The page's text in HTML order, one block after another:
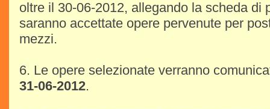
oltre il 30-06-2012, allegando la scheda di
saranno accettate opere pervenute per
mezzi.
6. Le opere selezionate verranno
31-06-2012.